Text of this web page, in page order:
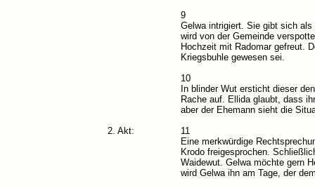
9
Gelwa intrigiert. Sie gibt sich
wird von der Gemeinde
Hochzeit mit Radomar gefreut.
Kriegsbuhle gewesen sei.
10
In blinder Wut ersticht dieser
Rache auf. Ellida glaubt, dass
aber der Ehemann sieht die
2. Akt:
11
Eine merkwürdige
Krodo freigesprochen.
Waidewut. Gelwa möchte gern
wird Gelwa ihn am Tage, der